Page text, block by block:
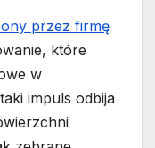
przez firmę
które
w
impuls odbija